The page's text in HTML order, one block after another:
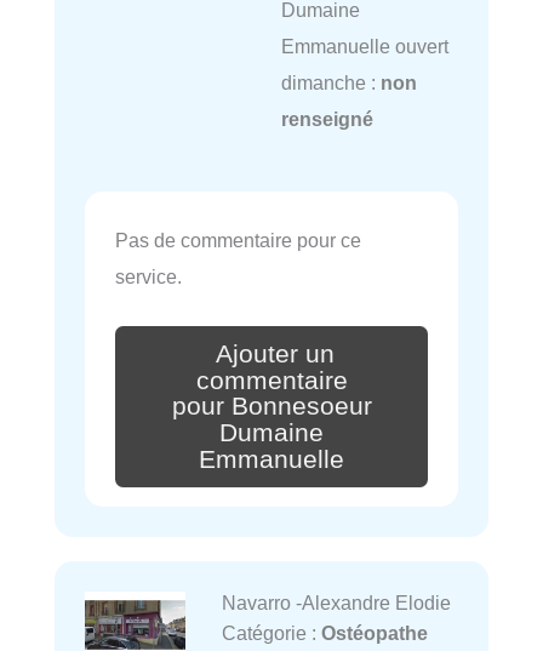
Dumaine
Emmanuelle ouvert
dimanche : non
renseigné
Pas de commentaire pour ce
service.
Ajouter un
commentaire
pour Bonnesoeur
Dumaine
Emmanuelle
Navarro -Alexandre Elodie
Catégorie : Ostéopathe